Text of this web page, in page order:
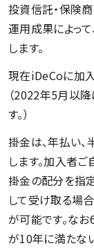
投資信託・保険
運用成果によっ
します。
現在iDeCoに加
（2022年5月以
す。）
掛金は、年払い
します。加入者
掛金の配分を指
して受け取る場
が可能です。な
が10年に満たな